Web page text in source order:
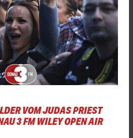
VOM JUDAS PRIEST
3 FM WILEY OPEN AIR